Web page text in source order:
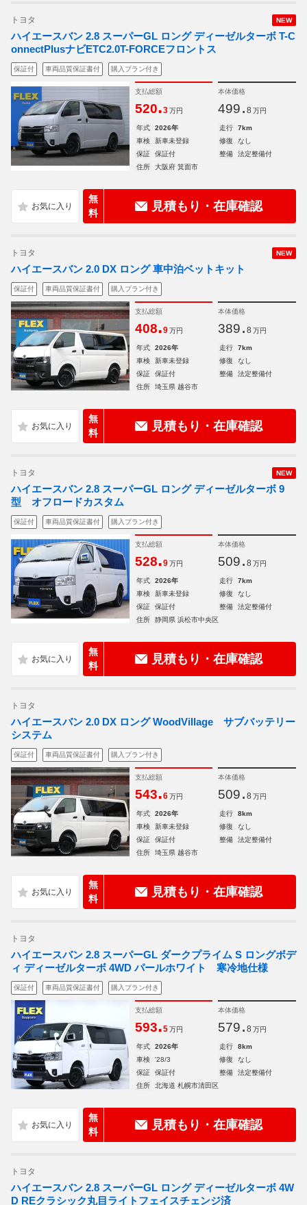
NEW
トヨタ
ハイエースバン 2.8 スーパーGL ロング ディーゼルターボ T-C
onnectPlusナビETC2.0T-FORCEフロントス
保証付 車両品質保証書付 購入プラン付き
支払総額
520.3 万円
本体価格
499. 8 万円
年式 2026年 走行
7km
車検
新車未登録 修復
なし
保証
保証付 整備
法定整備付
住所
大阪府 箕面市
無
料
見積もり・在庫確認
NEW
トヨタ
ハイエースバン 2.0 DX ロング 車中泊ベットキット
保証付 車両品質保証書付 購入プラン付き
支払総額
408.9 万円
本体価格
389. 8 万円
年式 2026年 走行
7km
車検
新車未登録 修復
なし
保証
保証付 整備
法定整備付
住所
埼玉県 越谷市
無
料
見積もり・在庫確認
NEW
トヨタ
ハイエースバン 2.8 スーパーGL ロング ディーゼルターボ 9
型 オフロードカスタム
保証付 車両品質保証書付 購入プラン付き
支払総額
528.9 万円
本体価格
509. 8 万円
年式 2026年 走行
7km
車検
新車未登録 修復
なし
保証
保証付 整備
法定整備付
住所
静岡県 浜松市中央区
無
料
見積もり・在庫確認
トヨタ
ハイエースバン 2.0 DX ロング WoodVillage サブバッテリー
システム
保証付 車両品質保証書付 購入プラン付き
支払総額
543.6 万円
本体価格
509. 8 万円
年式 2026年 走行
8km
車検
新車未登録 修復
なし
保証
保証付 整備
法定整備付
住所
埼玉県 越谷市
無
料
見積もり・在庫確認
トヨタ
ハイエースバン 2.8 スーパーGL ダークプライム S ロングボデ
ィ ディーゼルターボ 4WD パールホワイト 寒冷地仕様
保証付 車両品質保証書付 購入プラン付き
支払総額
593.5 万円
本体価格
579. 8 万円
年式 2026年 走行
8km
車検
'28/3 修復
なし
保証
保証付 整備
法定整備付
住所
北海道 札幌市清田区
無
料
見積もり・在庫確認
トヨタ
ハイエースバン 2.8 スーパーGL ロング ディーゼルターボ 4W
D REクラシック丸目ライトフェイスチェンジ済